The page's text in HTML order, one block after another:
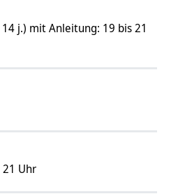
j.) mit Anleitung: 19 bis 21
Uhr